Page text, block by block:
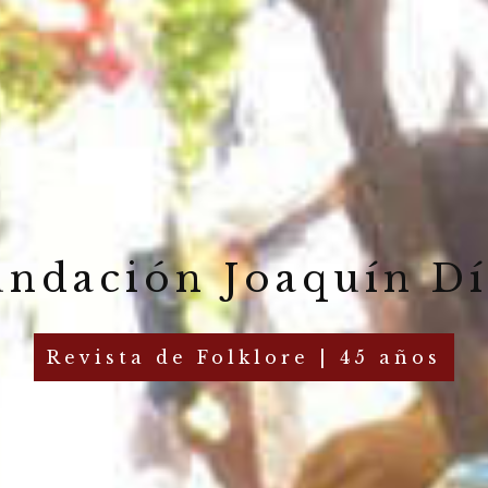
Joaquín
Revista de Folklore | 45 años